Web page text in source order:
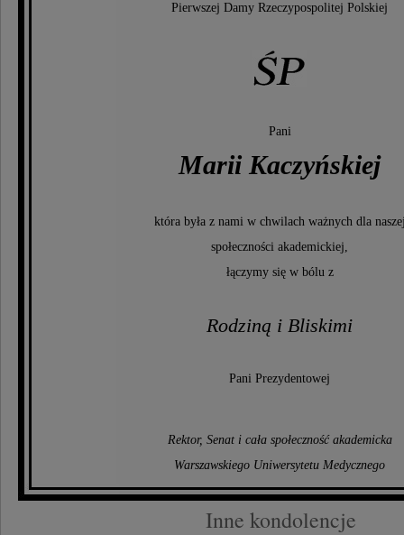
Pierwszej Damy Rzeczypospolitej Polskiej
Pani
Marii Kaczyńskiej
która była z nami w chwilach ważnych dla
społeczności akademickiej,
łączymy się w bólu z
Rodziną i Bliskimi
Pani Prezydentowej
Rektor, Senat i cała społeczność akademicka
Warszawskiego Uniwersytetu Medycznego
Inne kondolencje